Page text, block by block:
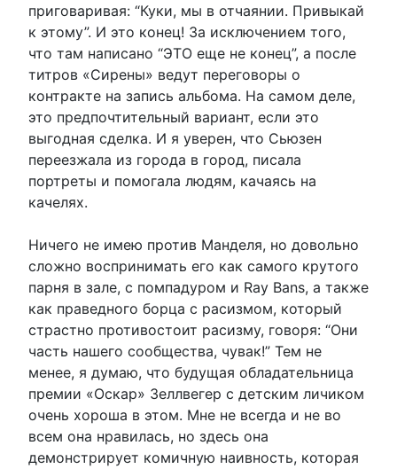
приговаривая: “Куки, мы в отчаянии. Привыкай
к этому”. И это конец! За исключением того,
что там написано “ЭТО еще не конец”, а после
титров «Сирены» ведут переговоры о
контракте на запись альбома. На самом деле,
это предпочтительный вариант, если это
выгодная сделка. И я уверен, что Сьюзен
переезжала из города в город, писала
портреты и помогала людям, качаясь на
качелях.
Ничего не имею против Манделя, но довольно
сложно воспринимать его как самого крутого
парня в зале, с помпадуром и Ray Bans, а также
как праведного борца с расизмом, который
страстно противостоит расизму, говоря: “Они
часть нашего сообщества, чувак!” Тем не
менее, я думаю, что будущая обладательница
премии «Оскар» Зеллвегер с детским личиком
очень хороша в этом. Мне не всегда и не во
всем она нравилась, но здесь она
демонстрирует комичную наивность, которая